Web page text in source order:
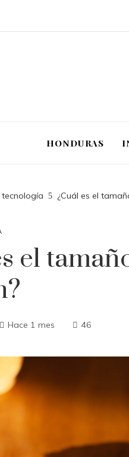
HONDURAS
tecnología ¿Cuál es el
el
Hace 1 mes 46